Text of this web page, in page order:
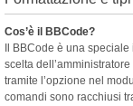
Cos’è il BBCode?
Il BBCode è una
scelta
tramite l’opzione nel
comandi sono racchiusi